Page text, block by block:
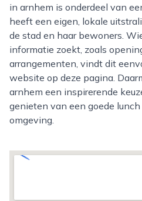
in arnhem is onderdeel van
heeft een eigen, lokale
de stad en haar bewoners.
informatie zoekt, zoals
arrangementen, vindt dit
website op deze pagina.
arnhem een inspirerende
genieten van een goede
omgeving.